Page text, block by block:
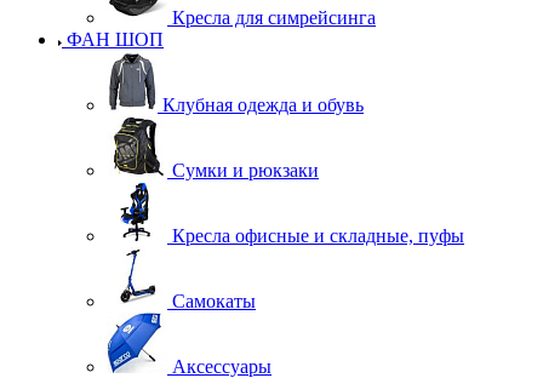
Кресла для симрейсинга
ФАН ШОП
Клубная одежда и обувь
Сумки и рюкзаки
Кресла офисные и складные, пуфы
Самокаты
Аксессуары